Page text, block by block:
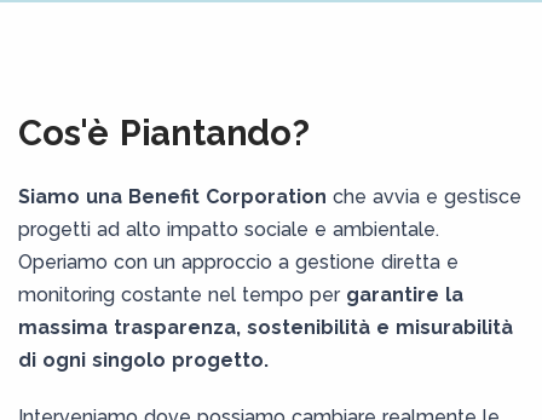
Cos'è Piantando?
Siamo una Benefit Corporation che avvia e gestisce
progetti ad alto impatto sociale e ambientale.
Operiamo con un approccio a gestione diretta e
monitoring costante nel tempo per garantire la
massima trasparenza, sostenibilità e misurabilità
di ogni singolo progetto.